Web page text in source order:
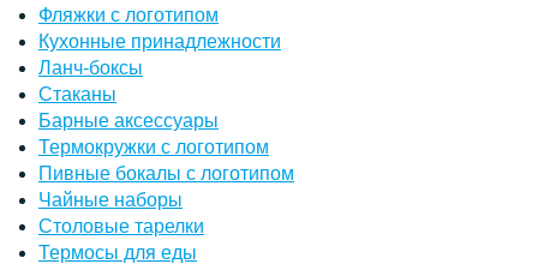
Фляжки с логотипом
Кухонные принадлежности
Ланч-боксы
Стаканы
Барные аксессуары
Термокружки с логотипом
Пивные бокалы с логотипом
Чайные наборы
Столовые тарелки
Термосы для еды